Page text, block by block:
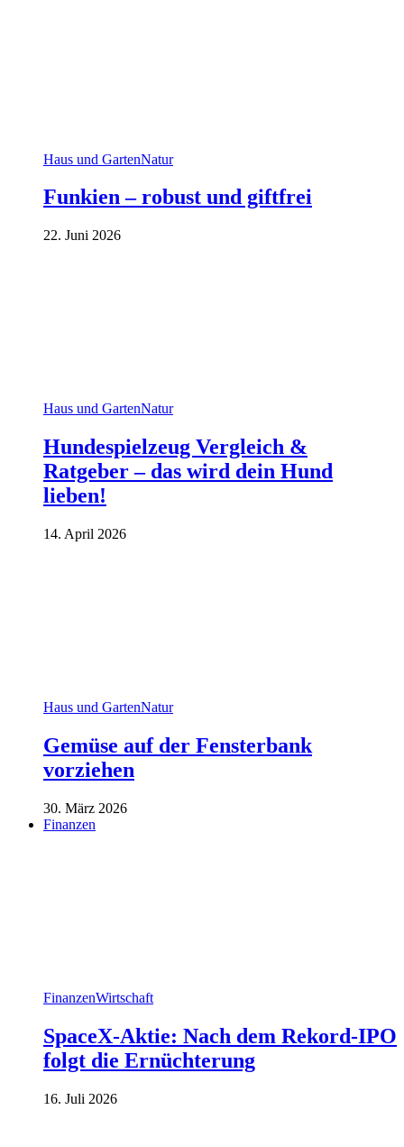
Haus und GartenNatur
Funkien – robust und giftfrei
22. Juni 2026
Haus und GartenNatur
Hundespielzeug Vergleich &
Ratgeber – das wird dein Hund
lieben!
14. April 2026
Haus und GartenNatur
Gemüse auf der Fensterbank
vorziehen
30. März 2026
Finanzen
FinanzenWirtschaft
SpaceX-Aktie: Nach dem Rekord-IPO
folgt die Ernüchterung
16. Juli 2026